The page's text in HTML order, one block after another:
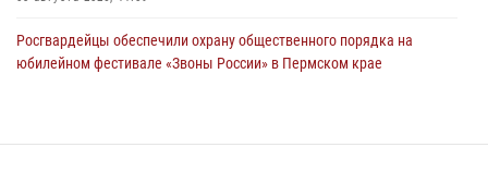
Росгвардейцы обеспечили охрану общественного порядка на
юбилейном фестивале «Звоны России» в Пермском крае